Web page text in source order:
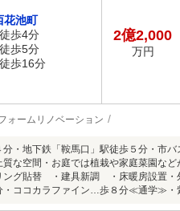
花池町
歩4分
歩5分
歩16分
2億2,000
万円
ォームリノベーション
・地下鉄「鞍馬口」駅徒歩５分・市
な空間・お庭では植栽や家庭菜園な
ング貼替 ・建具新調 ・床暖房設置
ココカラファイン…歩８分≪通学≫